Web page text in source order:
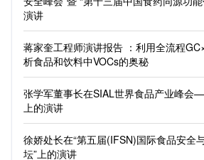
演讲
蒋家奎工程师演讲报告 ：利用全流程
析食品和饮料中VOCs的奥秘
张学军董事长在SIAL世界食品产业峰
上的演讲
徐娇处长在“第五届(IFSN)国际食品安全
坛”上的演讲